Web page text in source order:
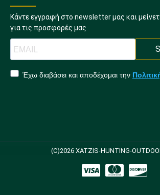
Κάντε εγγραφή στο newsletter μας και
για τις προσφορές μας
Έχω διαβάσει και αποδέχομαι την
(C)2026 XATZIS-HUNTING-